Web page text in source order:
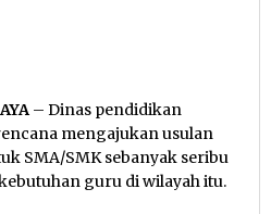
– Dinas pendidikan
mengajukan usulan
SMA/SMK sebanyak seribu
guru di wilayah itu.